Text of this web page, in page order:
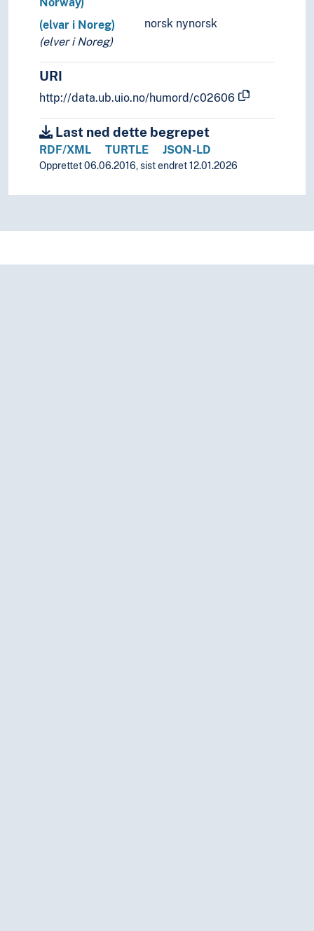
norsk nynorsk
(elvar i Noreg)
(elver i Noreg)
URI
http://data.ub.uio.no/humord/c02606
Last ned dette begrepet
RDF/XML TURTLE JSON-LD
Opprettet 06.06.2016, sist endret 12.01.2026